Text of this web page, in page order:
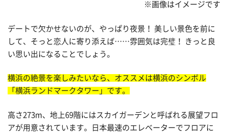
※画像はイメージです
デートで欠かせないのが、やっぱり夜景！ 美しい景色を前に
して、そっと恋人に寄り添えば……雰囲気は完璧！ きっと良
い思い出になることでしょう。
横浜の絶景を楽しみたいなら、オススメは横浜のシンボル
「横浜ランドマークタワー」です。
高さ273m、地上69階にはスカイガーデンと呼ばれる展望フロ
アが用意されています。日本最速のエレベーターでフロアに